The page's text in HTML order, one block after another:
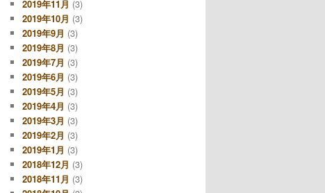
2019年11月 (3)
2019年10月 (3)
2019年9月 (3)
2019年8月 (3)
2019年7月 (3)
2019年6月 (3)
2019年5月 (3)
2019年4月 (3)
2019年3月 (3)
2019年2月 (3)
2019年1月 (3)
2018年12月 (3)
2018年11月 (3)